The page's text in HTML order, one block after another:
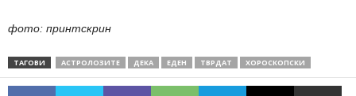
фото: принтскрин
ТАГОВИ АСТРОЛОЗИТЕ ДЕКА ЕДЕН ТВРДАТ ХОРОСКОПСКИ